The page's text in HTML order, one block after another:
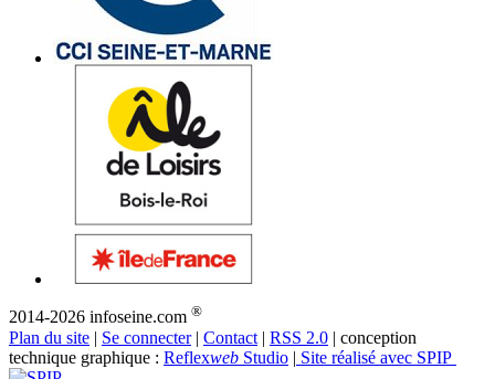
2014-2026 infoseine.com ®
Plan du site | Se connecter| Contact | RSS 2.0 | conception
technique graphique : Reflexweb Studio | Site réalisé avec SPIP